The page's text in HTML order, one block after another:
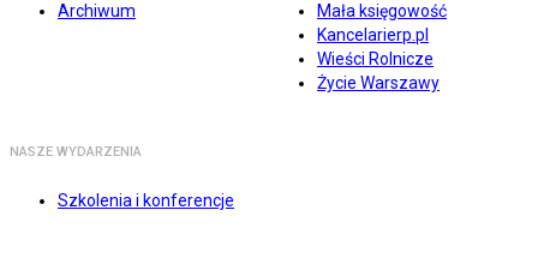
Archiwum
Mała księgowość
Kancelarierp.pl
Wieści Rolnicze
Życie Warszawy
NASZE WYDARZENIA
Szkolenia i konferencje